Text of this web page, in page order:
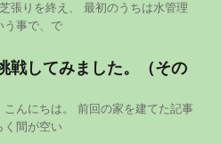
張りを終え、 最初のうちは水管理
う事で、で
戦してみました。（その
こんにちは。 前回の家を建てた記事
く間が空い